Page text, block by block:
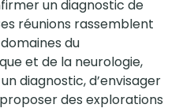
un diagnostic de
réunions rassemblent
du
et de la neurologie,
diagnostic, d’envisager
des explorations